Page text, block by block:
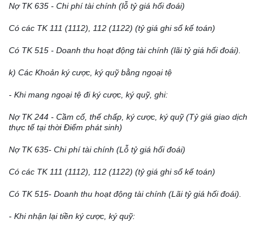
Nợ TK 635 - Chiphí tài chính (lỗ tỷ giá hối đoái)
Có các TK 111 (1112), 112 (1122) (tỷ giá ghi sổ kế toán)
Có TK 515 - Doanh thu hoạt động tài chính (lãitỷ giá hối đoái).
k) Các Khoản kýcược, ký quỹ bằng ngoại tệ
- Khi mang ngoại tệ đi kýcược, kýquỹ, ghi:
Nợ TK 244 - Cầm cố, thế chấp, kýcược, kýquỹ (Tỷ giá giao dịch
thực tế tại thời Điểm phát sinh)
Nợ TK 635- Chiphí tài chính (Lỗ tỷ giá hối đoái)
Có các TK 111 (1112), 112 (1122) (tỷ giá ghi sổ kế toán)
Có TK 515- Doanh thu hoạt động tài chính (Lãi tỷ giá hối đoái).
- Khi nhận lại tiền kýcược, kýquỹ: